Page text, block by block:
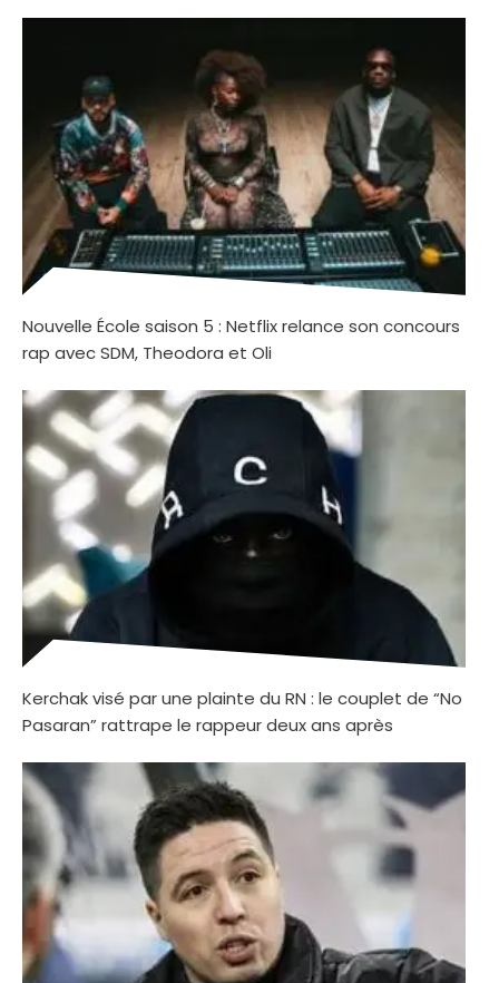
Nouvelle École saison 5 : Netflix relance son concours
rap avec SDM, Theodora et Oli
Kerchak visé par une plainte du RN : le couplet de “No
Pasaran” rattrape le rappeur deux ans après